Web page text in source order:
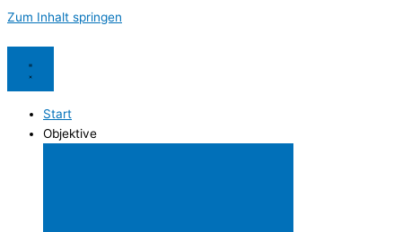
Zum Inhalt springen
Start
Objektive